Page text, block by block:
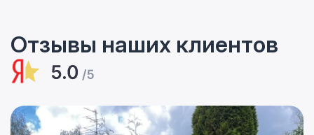
Отзывы наших клиентов